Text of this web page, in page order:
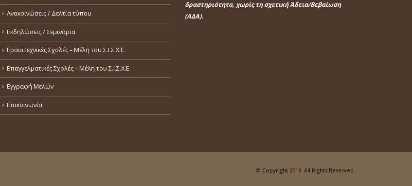
Ανακοινώσεις / Δελτία τύπου
Εκδηλώσεις / Σεμινάρια
Ερασιτεχνικές Σχολές – Μέλη του Σ.Ι.Σ.Χ.Ε.
Επαγγελματικές Σχολές – Μέλη του Σ.Ι.Σ.Χ.Ε.
Εγγραφή Μελών
Επικοινωνία
δραστηριότητα, χωρίς τη σχετική Άδεια/Βεβαίωση
(ΑΔΑ).
© Copyright 2019. All Rights Reserved.